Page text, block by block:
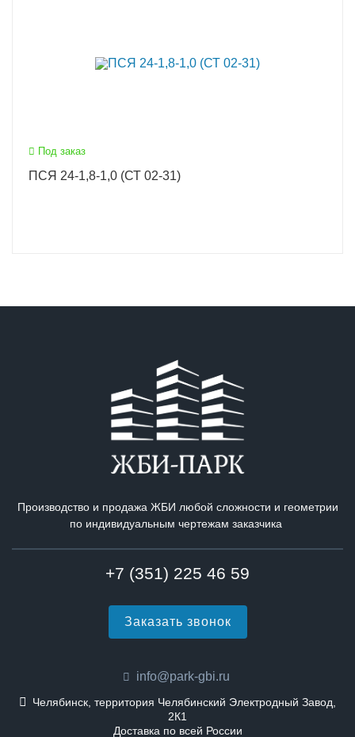
Под заказ
ПСЯ 24-1,8-1,0 (СТ 02-31)
Производство и продажа ЖБИ любой сложности и геометрии
по индивидуальным чертежам заказчика
+7 (351) 225 46 59
Заказать звонок
info@park-gbi.ru
Челябинск, территория Челябинский Электродный Завод,
2К1
Доставка по всей России